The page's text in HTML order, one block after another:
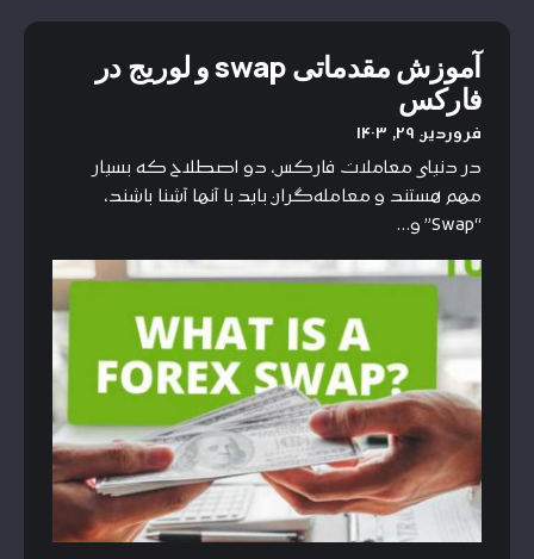
آموزش مقدماتی swap و لوریج در
فارکس
فروردین ۲۹, ۱۴۰۳
در دنیای معاملات فارکس، دو اصطلاح که بسیار
مهم هستند و معامله‌گران باید با آنها آشنا باشند،
“Swap” و…